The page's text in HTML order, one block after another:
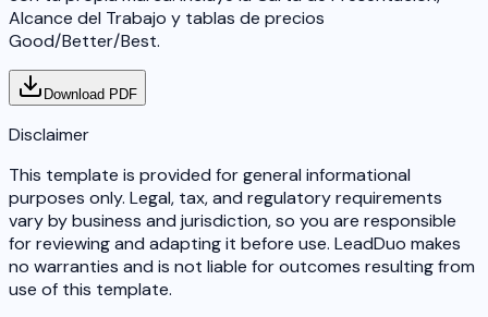
Alcance del Trabajo y tablas de precios
Good/Better/Best.
Download PDF
Disclaimer
This template is provided for general informational
purposes only. Legal, tax, and regulatory requirements
vary by business and jurisdiction, so you are responsible
for reviewing and adapting it before use. LeadDuo makes
no warranties and is not liable for outcomes resulting from
use of this template.